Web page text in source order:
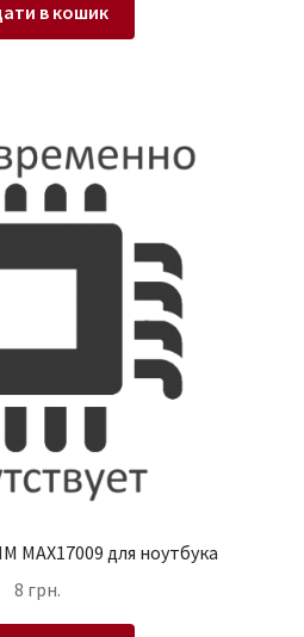
в кошик
MAX17009 для ноутбука
8 грн.